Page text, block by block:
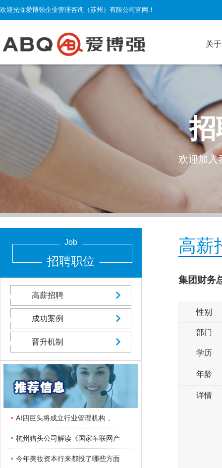
欢迎光临爱博强企业管理咨询（苏州）有限公司官网！
关
欢迎加入
Job
招聘职位
高薪招聘
成功案例
晋升机制
AI四巨头将成立行业管理机构，
杭州猎头公司解读《国家车联网产
今年美妆资本行来都投了哪些方面
高薪
集团财务
性别
部门
学历
年龄
详情